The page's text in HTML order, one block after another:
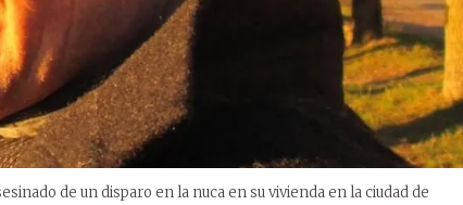
de un disparo en la nuca en su vivienda en la ciudad de